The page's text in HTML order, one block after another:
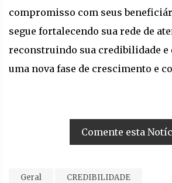
compromisso com seus
segue fortalecendo sua rede de
reconstruindo sua credibilidade e
uma nova fase de crescimento e
Comente esta
Geral CREDIBILIDADE